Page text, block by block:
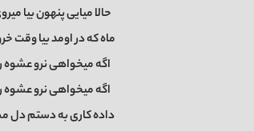
حالا میایی پنهون بیا
ماه که در اومد بیا وقت
اگه میخواهی نرو عشوه
اگه میخواهی نرو عشوه
داده کاری به دستم دل